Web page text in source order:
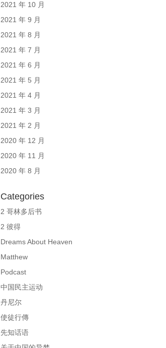
2021 年 10 月
2021 年 9 月
2021 年 8 月
2021 年 7 月
2021 年 6 月
2021 年 5 月
2021 年 4 月
2021 年 3 月
2021 年 2 月
2020 年 12 月
2020 年 11 月
2020 年 8 月
Categories
2 哥林多后书
2 彼得
Dreams About Heaven
Matthew
Podcast
中国民主运动
丹尼尔
使徒行傳
先知话语